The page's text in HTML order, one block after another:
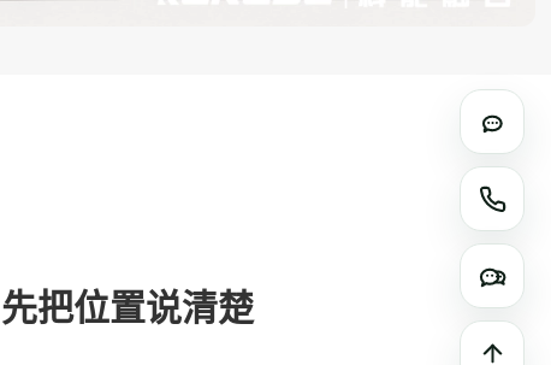
把位置说清楚
在线
电话
微信咨